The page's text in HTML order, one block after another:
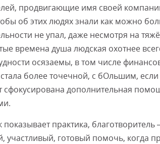
продвигающие имя своей
об этих людях знали как можно
не упал, даже несмотря на
времена душа людская охотнее
осязаемы, в том числе
более точечной, с бОльшим,
сфокусирована дополнительная
показывает практика,
участливый, готовый помочь, когда